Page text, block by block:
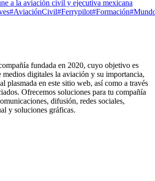
a la aviación civil y ejecutiva mexicana
#AviaciónCivil#Ferrypilot#Formación
fundada en 2020, cuyo objetivo es
medios digitales la aviación y su importancia,
plasmada en este sitio web, así como a través
Ofrecemos soluciones para tu compañía
difusión, redes sociales,
y soluciones gráficas.